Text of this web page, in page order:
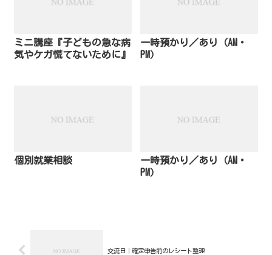
ミニ講座『子どもの急な病
気やケガ慌てないために』
一時預かり／あり（AM・
PM）
個別就業相談
一時預かり／あり（AM・
PM）
交流日｜確定申告前のレシート整理